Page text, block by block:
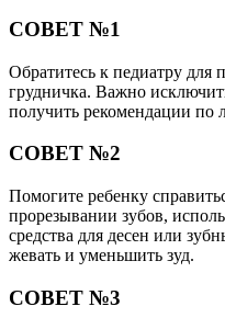
СОВЕТ №1
Обратитесь к педиатру
грудничка. Важно
получить рекомендации по
СОВЕТ №2
Помогите ребенку
прорезывании зубов,
средства для десен или
жевать и уменьшить зуд.
СОВЕТ №3